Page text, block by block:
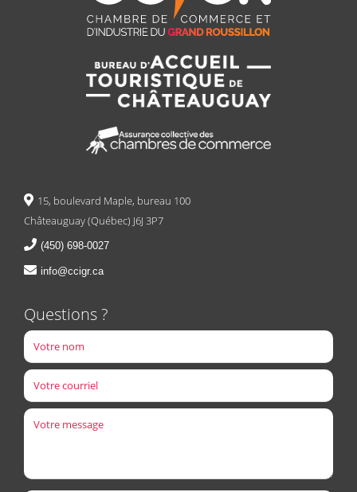
15, boulevard Maple, bureau 100
Châteauguay (Québec) J6J 3P7
(450) 698-0027
info@ccigr.ca
Questions ?